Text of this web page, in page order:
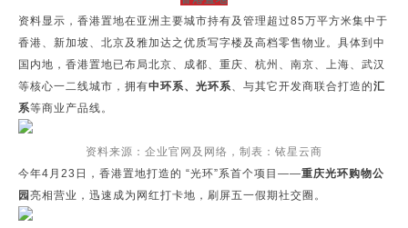
资料显示，香港置地在亚洲主要城市持有及管理超过85万平方米集中于
香港、新加坡、北京及雅加达之优质写字楼及高档零售物业。具体到中
国内地，香港置地已布局北京、成都、重庆、杭州、南京、上海、武汉
等核心一二线城市，拥有中环系、光环系、与其它开发商联合打造的汇
系等商业产品线。
资料来源：企业官网及网络，制表：铱星云商
今年4月23日，香港置地打造的 “光环”系首个项目——重庆光环购物公
园 亮相营业，迅速成为网红打卡地，刷屏五一假期社交圈。